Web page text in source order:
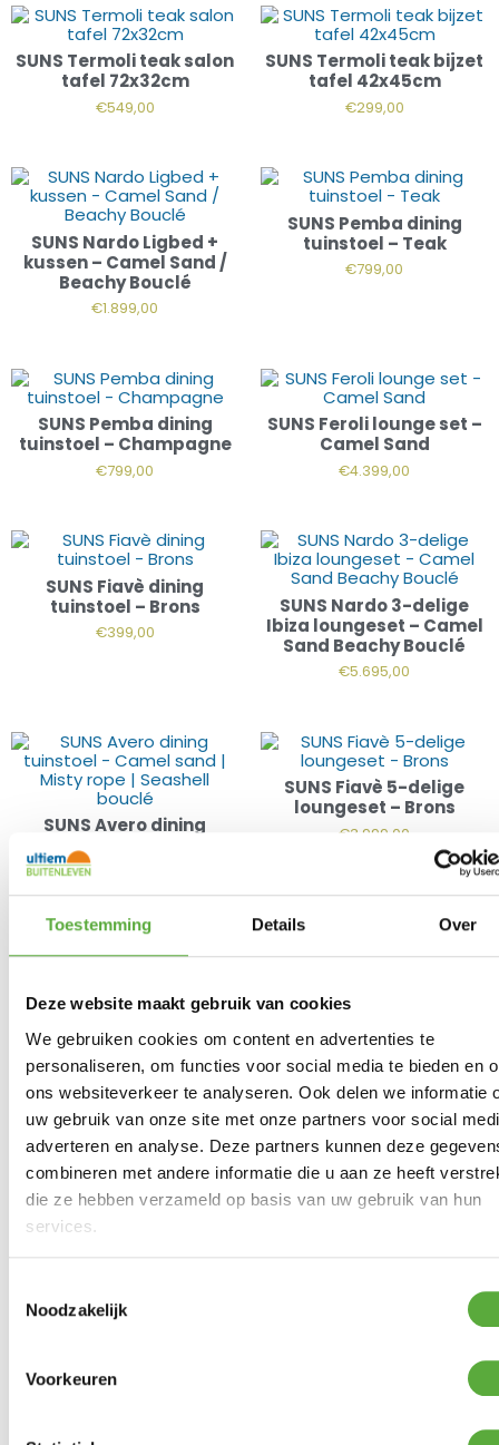
Toestemming Details Over
Deze website maakt gebruik van cookies
We gebruiken cookies om content en advertenties te
personaliseren, om functies voor social media te bieden en
ons websiteverkeer te analyseren. Ook delen we informatie
uw gebruik van onze site met onze partners voor social
adverteren en analyse. Deze partners kunnen deze
combineren met andere informatie die u aan ze heeft
die ze hebben verzameld op basis van uw gebruik van hun
services.
Noodzakelijk
Voorkeuren
SUNS Termoli teak salon
tafel 72x32cm
€549,00
SUNS Termoli teak bijzet
tafel 42x45cm
€299,00
SUNS Nardo Ligbed +
kussen – Camel Sand /
Beachy Bouclé
€1.899,00
SUNS Pemba dining
tuinstoel – Teak
€799,00
SUNS Pemba dining
tuinstoel – Champagne
€799,00
SUNS Feroli lounge set –
Camel Sand
€4.399,00
SUNS Fiavè dining
tuinstoel – Brons
€399,00
SUNS Nardo 3-delige
Ibiza loungeset – Camel
Sand Beachy Bouclé
€5.695,00
SUNS Avero dining
tuinstoel – Camel sand |
Misty rope | Seashell
SUNS Fiavè 5-delige
loungeset – Brons
€3.999,00
SUNS Nappa tuinstoel –
Camel sand | Misty rope |
Seashell bouclé
€599,00
Vivaro 5 delige hoek
loungeset – Brons
SUNS Vivaro 5-delige